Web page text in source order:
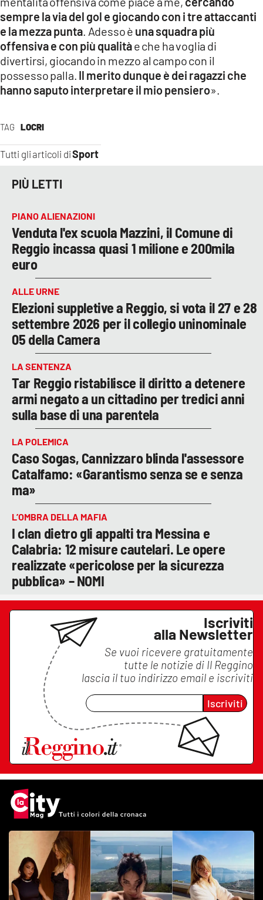
TAG LOCRI
Tutti gli articoli diSport
sempre la via del gol e giocando con i tre attaccanti
e la mezza punta . Adesso è una squadra più
offensiva e con più qualitàe che ha voglia di
divertirsi, giocando in mezzo al campo con il
possesso palla. Il merito dunque è dei ragazzi che
hanno saputo interpretare il mio pensiero».
PIÙ LETTI
PIANO ALIENAZIONI
Venduta l'ex scuola Mazzini, il Comune di
Reggio incassa quasi 1 milione e 200mila
euro
ALLE URNE
Elezioni suppletive a Reggio, si vota il 27 e 28
settembre 2026 per il collegio uninominale
05 della Camera
LA SENTENZA
Tar Reggio ristabilisce il diritto a detenere
armi negato a un cittadino per tredici anni
sulla base di una parentela
LA POLEMICA
Caso Sogas, Cannizzaro blinda l'assessore
Catalfamo: «Garantismo senza se e senza
ma»
L’OMBRA DELLA MAFIA
I clan dietro gli appalti tra Messina e
Calabria: 12 misure cautelari. Le opere
realizzate «pericolose per la sicurezza
pubblica» – NOMI
Iscriviti
alla Newsletter
Se vuoi ricevere gratuitamente
tutte le notizie di Il Reggino
lascia il tuo indirizzo email e iscriviti
Iscriviti